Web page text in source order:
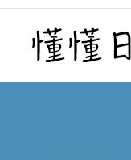
Skip
content